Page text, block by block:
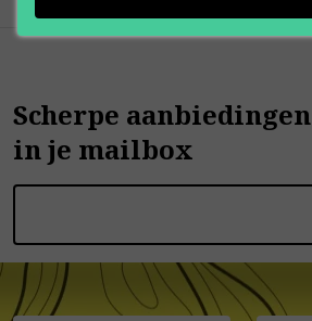
Scherpe aanbiedingen
in je mailbox